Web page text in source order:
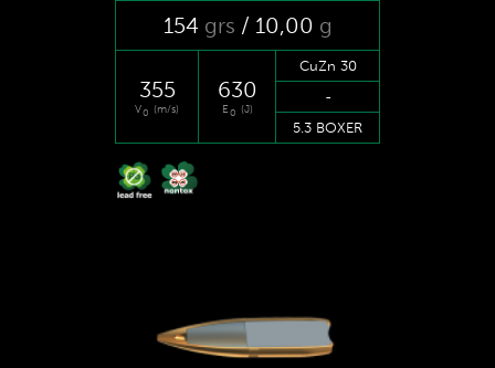
154 grs / 10,00 g
355
V0 (m/s)
630
E0 (J)
CuZn 30
-
5.3 BOXER